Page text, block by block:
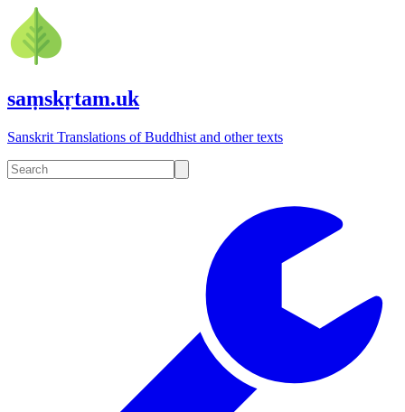
saṃskṛtam.uk
Sanskrit Translations of Buddhist and other texts